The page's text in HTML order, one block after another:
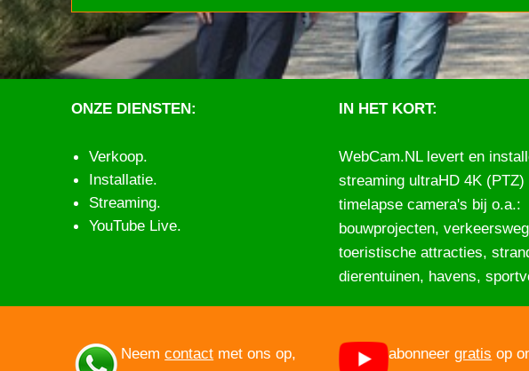
ONZE DIENSTEN:
Verkoop.
Installatie.
Streaming.
YouTube Live.
IN HET KORT:
WebCam.NL levert en
streaming ultraHD 4K (PTZ)
timelapse camera's bij o.a.:
bouwprojecten,
toeristische attracties,
dierentuinen, havens,
Neemcontact met ons op,
abonneergratis op